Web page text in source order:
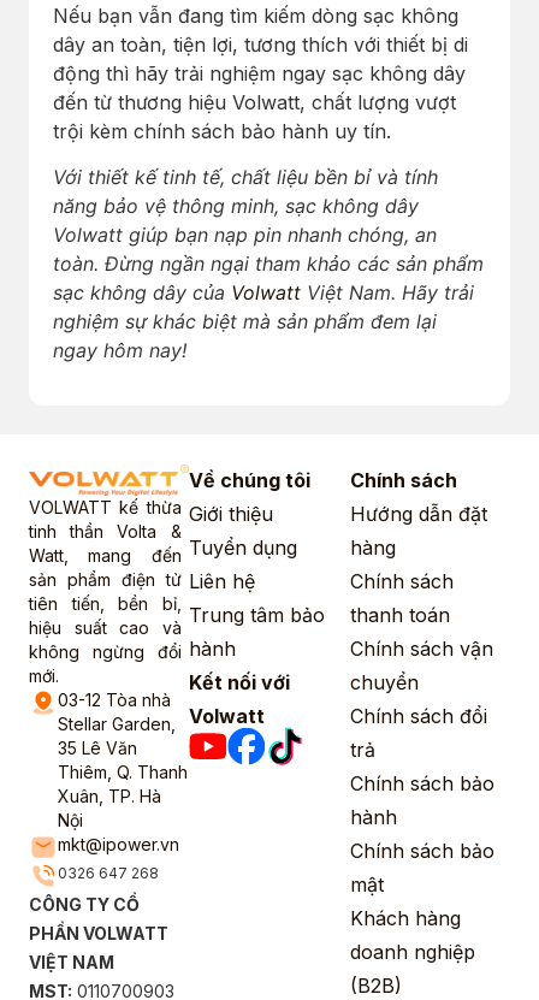
Nếu bạn vẫn đang tìm kiếm dòng sạc không
dây an toàn, tiện lợi, tương thích với thiết bị di
động thì hãy trải nghiệm ngay sạc không dây
đến từ thương hiệu Volwatt, chất lượng vượt
trội kèm chính sách bảo hành uy tín.
Với thiết kế tinh tế, chất liệu bền bỉ và tính
năng bảo vệ thông minh, sạc không dây
Volwatt giúp bạn nạp pin nhanh chóng, an
toàn. Đừng ngần ngại tham khảo các sản phẩm
sạc không dây của Volwatt Việt Nam. Hãy trải
nghiệm sự khác biệt mà sản phẩm đem lại
ngay hôm nay!
VOLWATT kế thừa
tinh thần Volta &
Watt, mang đến
sản phẩm điện tử
tiên tiến, bền bỉ,
hiệu suất cao và
không ngừng đổi
mới.
03-12 Tòa nhà
Stellar Garden,
35 Lê Văn
Thiêm, Q. Thanh
Xuân, TP. Hà
Nội
mkt@ipower.vn
0326 647 268
CÔNG TY CỔ
PHẦN VOLWATT
VIỆT NAM
MST: 0110700903
Về chúng tôi
Giới thiệu
Tuyển dụng
Liên hệ
Trung tâm bảo
hành
Kết nối với
Volwatt
Chính sách
Hướng dẫn đặt
hàng
Chính sách
thanh toán
Chính sách vận
chuyển
Chính sách đổi
trả
Chính sách bảo
hành
Chính sách bảo
mật
Khách hàng
doanh nghiệp
(B2B)